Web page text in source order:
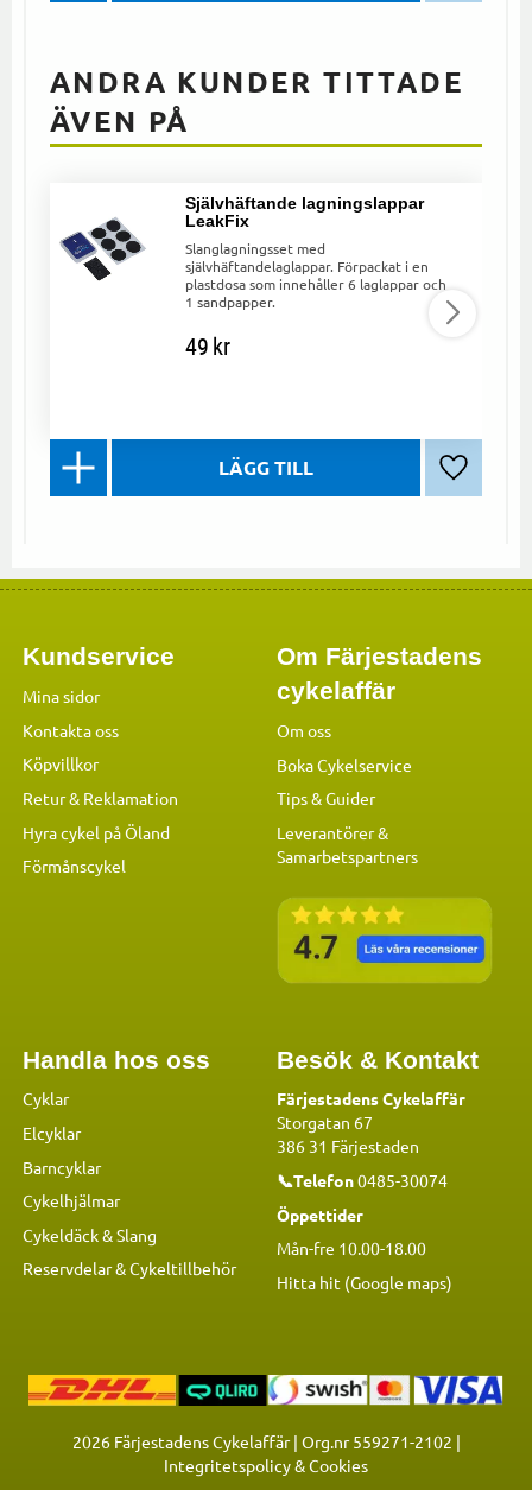
ANDRA KUNDER TITTADE
ÄVEN PÅ
Självhäftande lagningslappar
LeakFix
Slanglagningsset med
självhäftandelaglappar. Förpackat i en
plastdosa som innehåller 6 laglappar och
1 sandpapper.
49kr
Lägg till
Kundservice
Mina sidor
Kontakta oss
Köpvillkor
Retur & Reklamation
Hyra cykel på Öland
Förmånscykel
Om Färjestadens
cykelaffär
Om oss
Boka Cykelservice
Tips & Guider
Leverantörer &
Samarbetspartners
Handla hos oss
Cyklar
Elcyklar
Barncyklar
Cykelhjälmar
Cykeldäck & Slang
Reservdelar&Cykeltillbehör
Besök & Kontakt
Färjestadens Cykelaffär
Storgatan 67
386 31 Färjestaden
📞Telefon0485-30074
Öppettider
Mån-fre 10.00-18.00
Hitta hit (Google maps)
2026Färjestadens Cykelaffär | Org.nr 559271-2102 |
Integritetspolicy & Cookies